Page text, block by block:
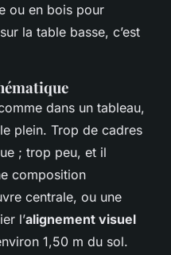
ou en bois pour
la table basse, c’est
dans un tableau,
plein. Trop de cadres
; trop peu, et il
composition
centrale, ou une
l’alignement visuel
1,50 m du sol.